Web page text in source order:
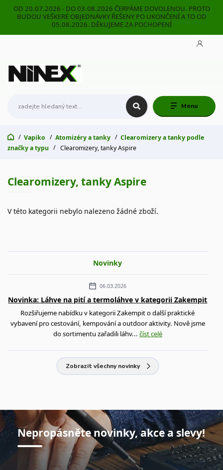
OD 20.07.2026 - DO 03.08.2026 ČERPÁME DOVOLENOU. PROTO
BUDOU VEŠKERÉ OBJEDNÁVKY ŘEŠENY PO UKONČENÍ A TO OD
05.08.2026. DĚKUJEME ZA POCHOPENÍ
Menu
Vapiko Atomizéry a tanky
Clearomizery a tanky podle
značky a typu
Clearomizery, tanky Aspire
Clearomizery, tanky Aspire
V této kategorii nebylo nalezeno žádné zboží.
Novinky
06.03.2026
Novinka: Láhve na pití a termoláhve v kategorii Zakempit
Rozšiřujeme nabídku v kategorii Zakempit o další praktické
vybavení pro cestování, kempování a outdoor aktivity. Nově jsme
do sortimentu zařadili láhv... číst celé
Zobrazit všechny novinky
Nepropásněte novinky, akce a slevy!